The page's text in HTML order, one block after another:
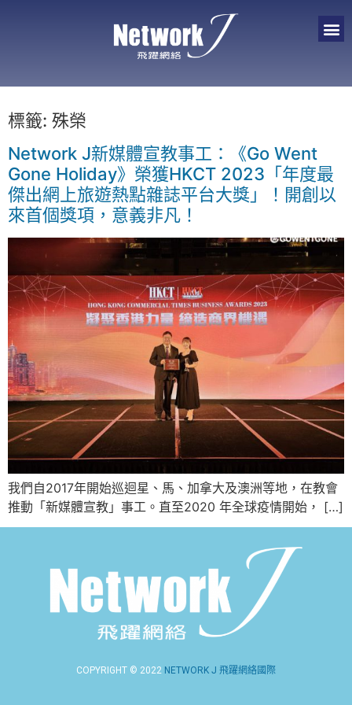
標籤: 殊榮
Network J新媒體宣教事工：《Go Went
Gone Holiday》榮獲HKCT 2023「年度最
傑出網上旅遊熱點雜誌平台大獎」！開創以
來首個獎項，意義非凡！
我們自2017年開始巡迴星、馬、加拿大及澳洲等地，在教會
推動「新媒體宣教」事工。直至2020 年全球疫情開始， […]
COPYRIGHT © 2022 NETWORK J 飛躍網絡國際